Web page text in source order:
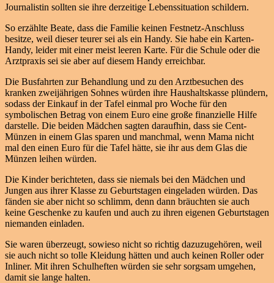
Journalistin sollten sie ihre derzeitige Lebenssituation schildern.
So erzählte Beate, dass die Familie keinen Festnetz-Anschluss
besitze, weil dieser teurer sei als ein Handy. Sie habe ein Karten-
Handy, leider mit einer meist leeren Karte. Für die Schule oder die
Arztpraxis sei sie aber auf diesem Handy erreichbar.
Die Busfahrten zur Behandlung und zu den Arztbesuchen des
kranken zweijährigen Sohnes würden ihre Haushaltskasse plündern,
sodass der Einkauf in der Tafel einmal pro Woche für den
symbolischen Betrag von einem Euro eine große finanzielle Hilfe
darstelle. Die beiden Mädchen sagten daraufhin, dass sie Cent-
Münzen in einem Glas sparen und manchmal, wenn Mama nicht
mal den einen Euro für die Tafel hätte, sie ihr aus dem Glas die
Münzen leihen würden.
Die Kinder berichteten, dass sie niemals bei den Mädchen und
Jungen aus ihrer Klasse zu Geburtstagen eingeladen würden. Das
fänden sie aber nicht so schlimm, denn dann bräuchten sie auch
keine Geschenke zu kaufen und auch zu ihren eigenen Geburtstagen
niemanden einladen.
Sie waren überzeugt, sowieso nicht so richtig dazuzugehören, weil
sie auch nicht so tolle Kleidung hätten und auch keinen Roller oder
Inliner. Mit ihren Schulheften würden sie sehr sorgsam umgehen,
damit sie lange halten.